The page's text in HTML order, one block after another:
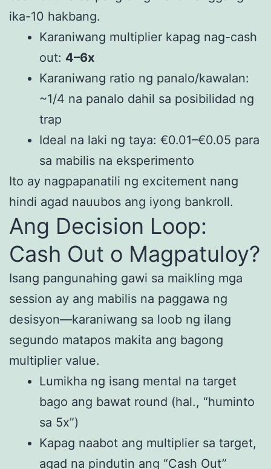
ika-10 hakbang.
Karaniwang multiplier kapag nag-cash
out: 4–6x
Karaniwang ratio ng panalo/kawalan:
~1/4 na panalo dahil sa posibilidad ng
trap
Ideal na laki ng taya: €0.01–€0.05 para
sa mabilis na eksperimento
Ito ay nagpapanatili ng excitement nang
hindi agad nauubos ang iyong bankroll.
Ang Decision Loop:
Cash Out o Magpatuloy?
Isang pangunahing gawi sa maikling mga
session ay ang mabilis na paggawa ng
desisyon—karaniwang sa loob ng ilang
segundo matapos makita ang bagong
multiplier value.
Lumikha ng isang mental na target
bago ang bawat round (hal., “huminto
sa 5x”)
Kapag naabot ang multiplier sa target,
agad na pindutin ang “Cash Out”